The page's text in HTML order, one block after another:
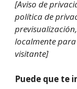
[Aviso de
política de
localmente
visitante]
Puede que te